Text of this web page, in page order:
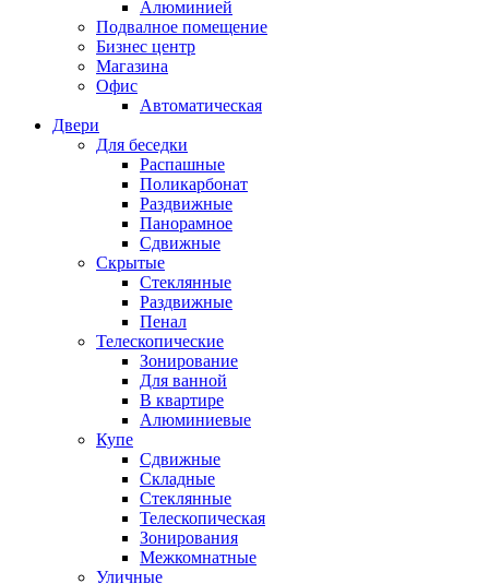
Алюминией
Подвалное помещение
Бизнес центр
Магазина
Офис
Автоматическая
Двери
Для беседки
Распашные
Поликарбонат
Раздвижные
Панорамное
Сдвижные
Скрытые
Стеклянные
Раздвижные
Пенал
Телескопические
Зонирование
Для ванной
В квартире
Алюминиевые
Купе
Сдвижные
Складные
Стеклянные
Телескопическая
Зонирования
Межкомнатные
Уличные